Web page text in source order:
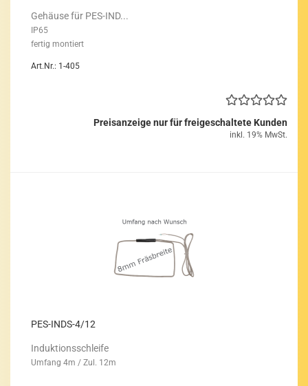
Ge­häu­se für PES-​IND...
IP65
fer­tig mon­tiert
Art.Nr.: 1-405
Preisanzeige nur für freigeschaltete Kunden
inkl. 19% MwSt.
PES-​INDS-​4/12
In­duk­ti­ons­schlei­fe
Um­fang 4m / Zul. 12m